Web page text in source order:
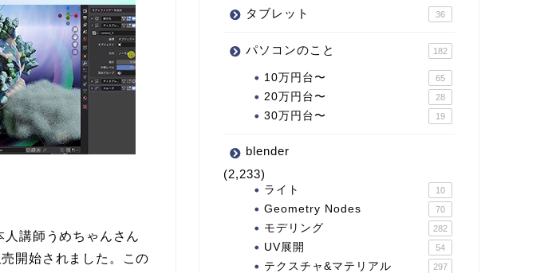
講師うめちゃんさん
開始されました。この
タブレット 36
パソコンのこと 182
10万円台〜 65
20万円台〜 28
30万円台〜 19
blender
(2,233)
ライト 10
Geometry Nodes 70
モデリング 282
UV展開 54
テクスチャ&マテリアル 297